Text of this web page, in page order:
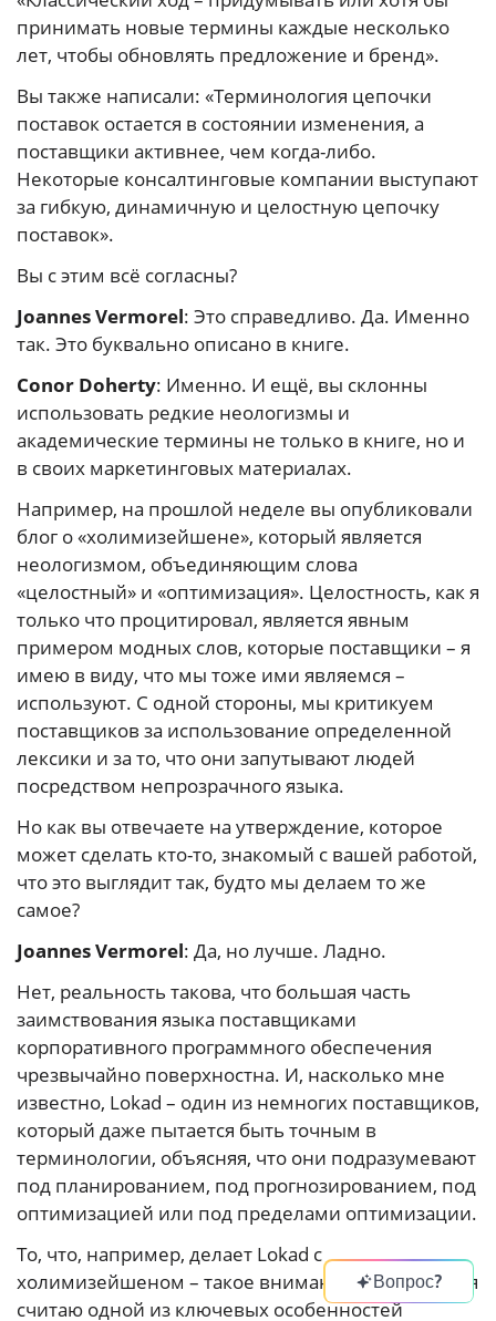
принимать новые термины каждые несколько
лет, чтобы обновлять предложение и бренд».
Вы также написали: «Терминология цепочки
поставок остается в состоянии изменения, а
поставщики активнее, чем когда-либо.
Некоторые консалтинговые компании выступают
за гибкую, динамичную и целостную цепочку
поставок».
Вы с этим всё согласны?
Joannes Vermorel: Это справедливо. Да. Именно
так. Это буквально описано в книге.
Conor Doherty: Именно. И ещё, вы склонны
использовать редкие неологизмы и
академические термины не только в книге, но и
в своих маркетинговых материалах.
Например, на прошлой неделе вы опубликовали
блог о «холимизейшене», который является
неологизмом, объединяющим слова
«целостный» и «оптимизация». Целостность, как я
только что процитировал, является явным
примером модных слов, которые поставщики – я
имею в виду, что мы тоже ими являемся –
используют. С одной стороны, мы критикуем
поставщиков за использование определенной
лексики и за то, что они запутывают людей
посредством непрозрачного языка.
Но как вы отвечаете на утверждение, которое
может сделать кто-то, знакомый с вашей работой,
что это выглядит так, будто мы делаем то же
самое?
Joannes Vermorel: Да, но лучше. Ладно.
Нет, реальность такова, что большая часть
заимствования языка поставщиками
корпоративного программного обеспечения
чрезвычайно поверхностна. И, насколько мне
известно, Lokad – один из немногих поставщиков,
который даже пытается быть точным в
терминологии, объясняя, что они подразумевают
под планированием, под прогнозированием, под
оптимизацией или под пределами оптимизации.
То, что, например, делает Lokad с
холимизейшеном – такое внимание к деталям – я
считаю одной из ключевых особенностей
Вопрос?